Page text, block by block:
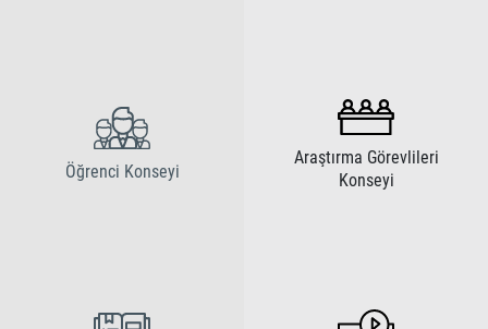
Öğrenci Konseyi
Araştırma Görevlileri
Konseyi